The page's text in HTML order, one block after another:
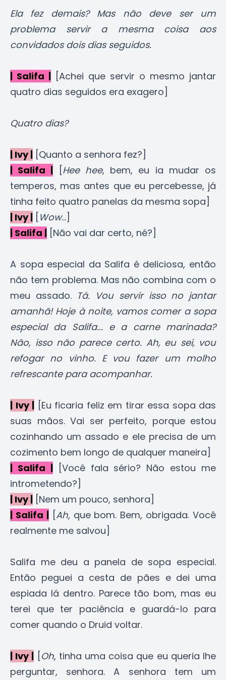
Ela fez demais? Mas não deve ser um
problema servir a mesma coisa aos
convidados dois dias seguidos.
| Salifa | [Achei que servir o mesmo jantar
quatro dias seguidos era exagero]
Quatro dias?
| Ivy | [Quanto a senhora fez?]
| Salifa | [Hee hee, bem, eu ia mudar os
temperos, mas antes que eu percebesse, já
tinha feito quatro panelas da mesma sopa]
| Ivy | [ Wow...]
| Salifa | [Não vai dar certo, né?]
A sopa especial da Salifa é deliciosa, então
não tem problema. Mas não combina com o
meu assado. Tá. Vou servir isso no jantar
amanhã! Hoje à noite, vamos comer a sopa
especial da Salifa... e a carne marinada?
Não, isso não parece certo. Ah, eu sei, vou
refogar no vinho. E vou fazer um molho
refrescante para acompanhar.
| Ivy | [Eu ficaria feliz em tirar essa sopa das
suas mãos. Vai ser perfeito, porque estou
cozinhando um assado e ele precisa de um
cozimento bem longo de qualquer maneira]
| Salifa |[Você fala sério? Não estou me
intrometendo?]
| Ivy | [Nem um pouco, senhora]
| Salifa |[Ah, que bom. Bem, obrigada. Você
realmente me salvou]
Salifa me deu a panela de sopa especial.
Então peguei a cesta de pães e dei uma
espiada lá dentro. Parece tão bom, mas eu
terei que ter paciência e guardá-lo para
comer quando o Druid voltar.
| Ivy | [Oh, tinha uma coisa que eu queria lhe
perguntar, senhora. A senhora tem um